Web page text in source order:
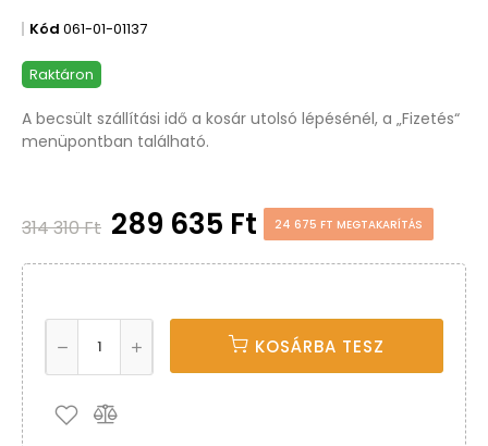
Kód 061-01-01137
Raktáron
A becsült szállítási idő a kosár utolsó lépésénél, a „Fizetés“
menüpontban található.
314 310 Ft 289 635 Ft 24 675 FT MEGTAKARÍTÁS
KOSÁRBA TESZ